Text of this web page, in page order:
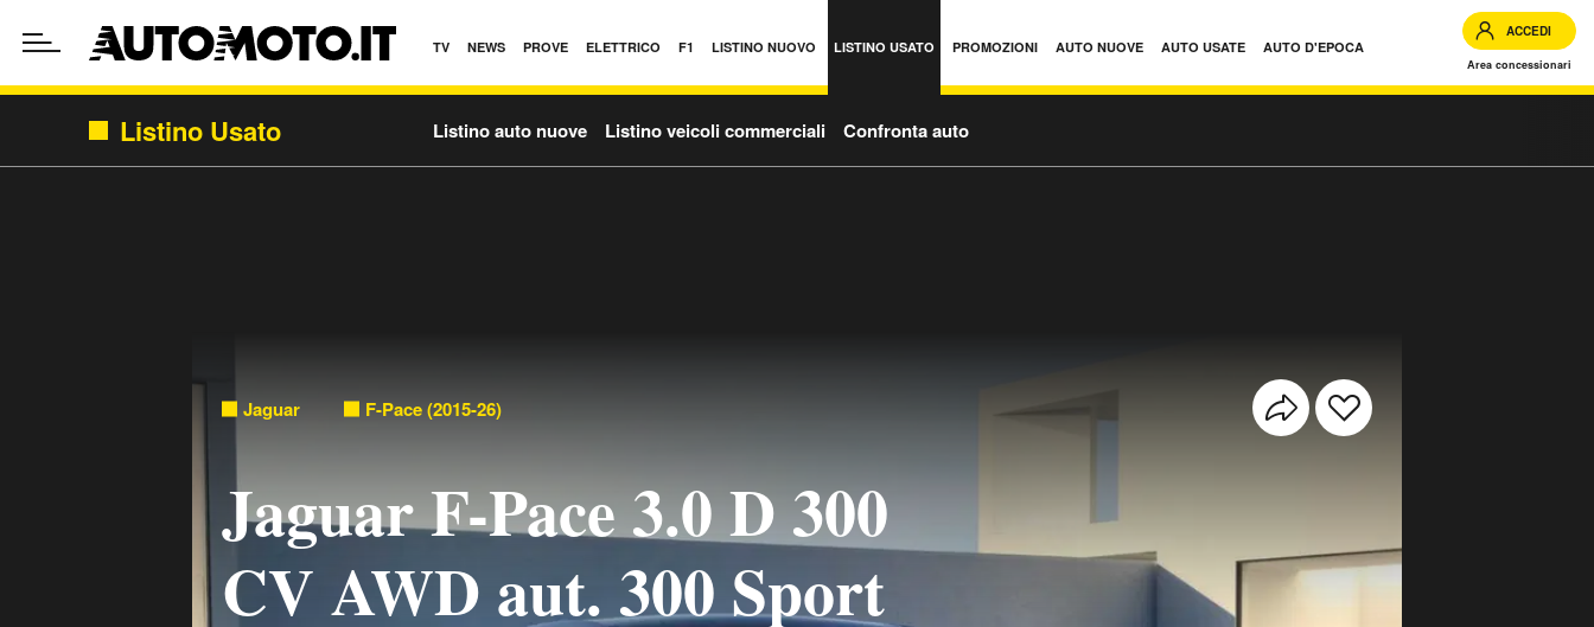
TV NEWS PROVE ELETTRICO F1 LISTINO NUOVO LISTINO USATO PROMOZIONI AUTO NUOVE AUTO USATE AUTO D'EPOCA
ACCEDI
Area concessionari
Listino Usato Listino auto nuove Listino veicoli commerciali Confronta auto
Jaguar F-Pace (2015-26)
Jaguar F-Pace 3.0 D 300
CV AWD aut. 300 Sport